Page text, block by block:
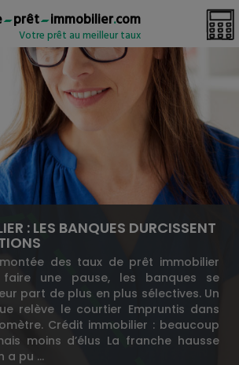
prêt immobilier.com
Votre prêt au meilleur taux
: LES BANQUES DURCISSENT
des taux de prêt immobilier
faire une pause, les banques se
part de plus en plus sélectives. Un
relève le courtier Empruntis dans
Crédit immobilier : beaucoup
moins d’élus La franche hausse
a pu …